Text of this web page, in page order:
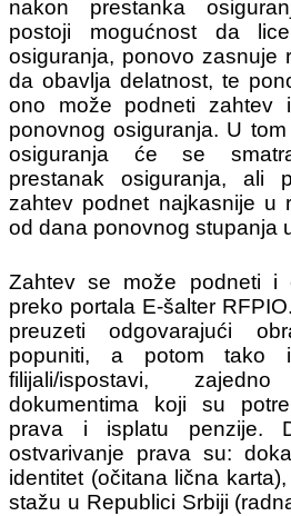
nakon prestanka
postoji mogućnost da
osiguranja, ponovo zasnuje
da obavlja delatnost, te
ono može podneti zahtev
ponovnog osiguranja. U
osiguranja će se
prestanak osiguranja, ali
zahtev podnet najkasnije u
od dana ponovnog stupanja
Zahtev se može podneti i
preko portala E-šalter
preuzeti odgovarajući
popuniti, a potom tako
filijali/ispostavi,
dokumentima koji su
prava i isplatu penzije.
ostvarivanje prava su:
identitet (očitana lična
stažu u Republici Srbiji